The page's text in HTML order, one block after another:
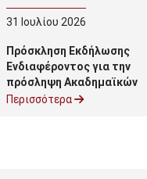
31 Ιουλίου 2026
Πρόσκληση Εκδήλωσης
Ενδιαφέροντος για την
πρόσληψη Ακαδημαϊκών
Υποτρόφων για το ακ.έτος
Περισσότερα